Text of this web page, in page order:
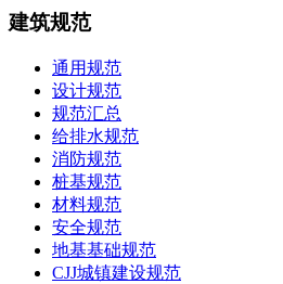
建筑规范
通用规范
设计规范
规范汇总
给排水规范
消防规范
桩基规范
材料规范
安全规范
地基基础规范
CJJ城镇建设规范